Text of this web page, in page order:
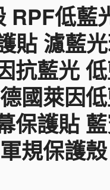
RPF低藍
貼 濾藍
抗藍光
國萊因
保護貼
規保護